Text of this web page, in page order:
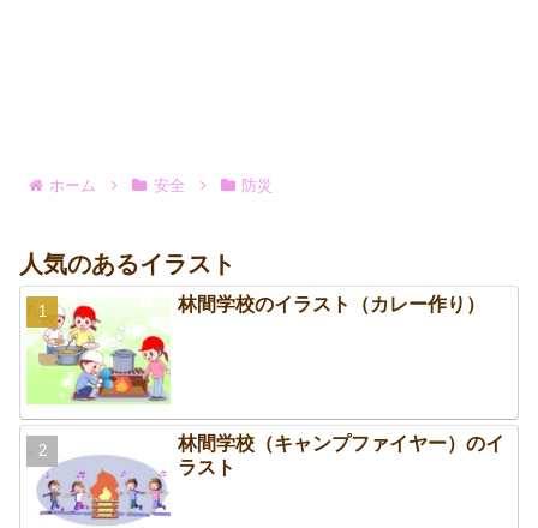
ホーム 安全 防災
人気のあるイラスト
林間学校のイラスト（カレー作り）
林間学校（キャンプファイヤー）のイ
ラスト